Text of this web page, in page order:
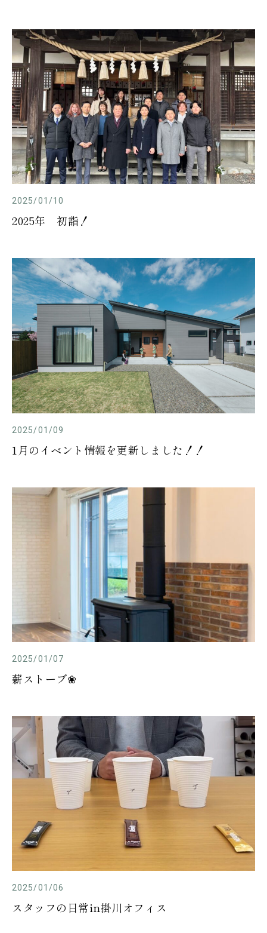
2025/01/10
2025年 初詣！
2025/01/09
1月のイベント情報を更新しました！！
2025/01/07
薪ストーブ❀
2025/01/06
スタッフの日常in掛川オフィス